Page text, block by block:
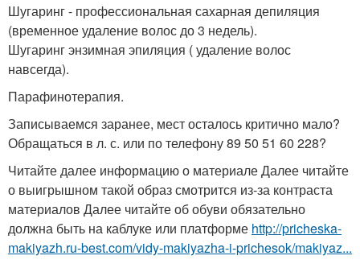
Шугаринг - профессиональная сахарная депиляция
(временное удаление волос до 3 недель).
Шугаринг энзимная эпиляция ( удаление волос
навсегда).
Парафинотерапия.
Записываемся заранее, мест осталось критично мало?
Обращаться в л. с. или по телефону 89 50 51 60 228?
Читайте далее информацию о материале Далее читайте
о выигрышном такой образ смотрится из-за контраста
материалов Далее читайте об обуви обязательно
должна быть на каблуке или платформе http://pricheska-
makiyazh.ru-best.com/vidy-makiyazha-i-prichesok/makiyaz...